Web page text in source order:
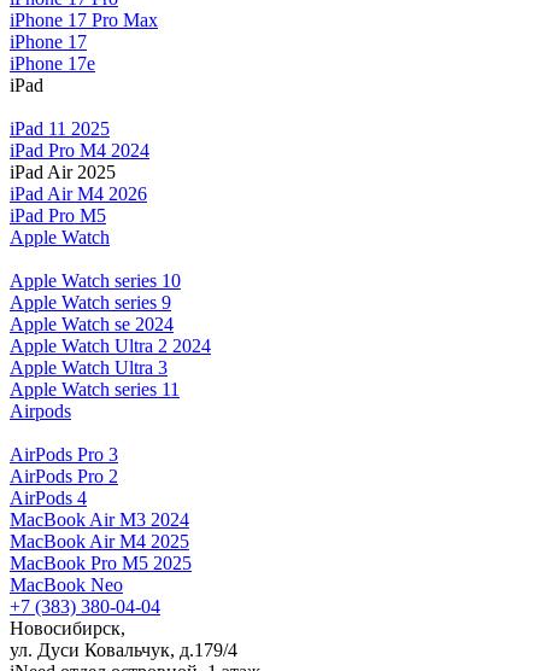
iPhone 17 Pro Max
iPhone 17
iPhone 17e
iPad
iPad 11 2025
iPad Pro M4 2024
iPad Air 2025
iPad Air M4 2026
iPad Pro M5
Apple Watch
Apple Watch series 10
Apple Watch series 9
Apple Watch se 2024
Apple Watch Ultra 2 2024
Apple Watch Ultra 3
Apple Watch series 11
Airpods
AirPods Pro 3
AirPods Pro 2
AirPods 4
MacBook Air M3 2024
MacBook Air M4 2025
MacBook Pro M5 2025
MacBook Neo
+7 (383) 380-04-04
Новосибирск,
ул. Дуси Ковальчук, д.179/4